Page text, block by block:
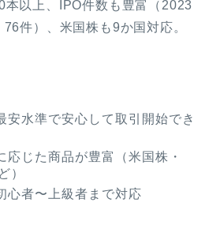
本以上、IPO件数も豊富（2023
件）、米国株も9か国対応。
安水準で安心して取引開始でき
応じた商品が豊富（米国株・
）
心者〜上級者まで対応